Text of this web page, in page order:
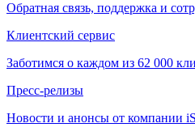
Обратная связь, поддержка и
Клиентский сервис
Заботимся о каждом из 62 000
Пресс-релизы
Новости и анонсы от компании